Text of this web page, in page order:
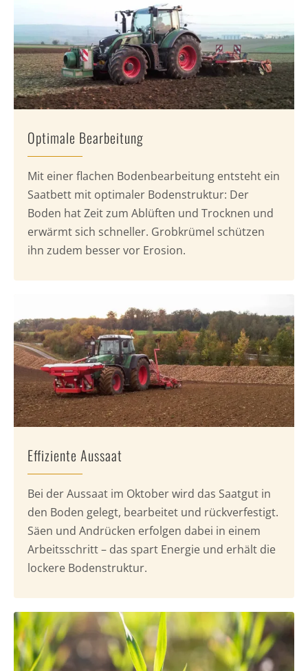
Optimale Bearbeitung
Mit einer flachen Bodenbearbeitung entsteht ein
Saatbett mit optimaler Bodenstruktur: Der
Boden hat Zeit zum Ablüften und Trocknen und
erwärmt sich schneller. Grobkrümel schützen
ihn zudem besser vor Erosion.
Effiziente Aussaat
Bei der Aussaat im Oktober wird das Saatgut in
den Boden gelegt, bearbeitet und rückverfestigt.
Säen und Andrücken erfolgen dabei in einem
Arbeitsschritt – das spart Energie und erhält die
lockere Bodenstruktur.